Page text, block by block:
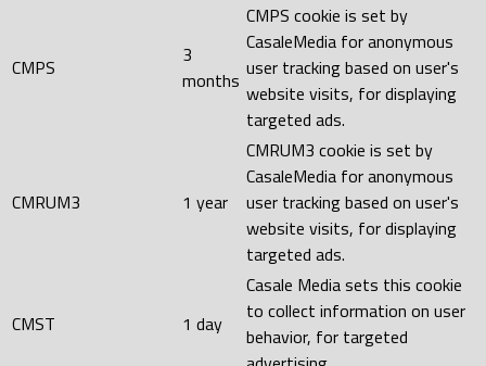
CMPS
3
months
CMPS cookie is set by
CasaleMedia for anonymous
user tracking based on user's
website visits, for displaying
targeted ads.
CMRUM3 1 year
CMRUM3 cookie is set by
CasaleMedia for anonymous
user tracking based on user's
website visits, for displaying
targeted ads.
CMST 1 day
Casale Media sets this cookie
to collect information on user
behavior, for targeted